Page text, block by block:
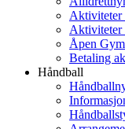
Aktiviteter
Aktiviteter
Åpen
Betaling
Håndball